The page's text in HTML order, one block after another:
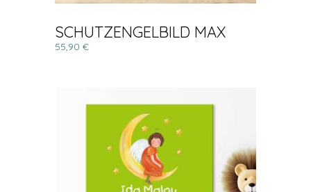
SCHUTZENGELBILD MAX
55,90 €